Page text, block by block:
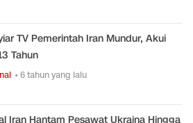
TV Pemerintah Iran Mundur, Akui
Tahun
• 6 tahun yang lalu
Iran Hantam Pesawat Ukraina Hingga